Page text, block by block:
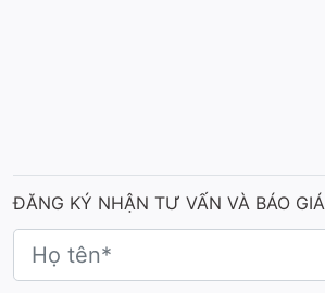
ĐĂNG KÝ NHẬN TƯ VẤN VÀ BÁO GIÁ